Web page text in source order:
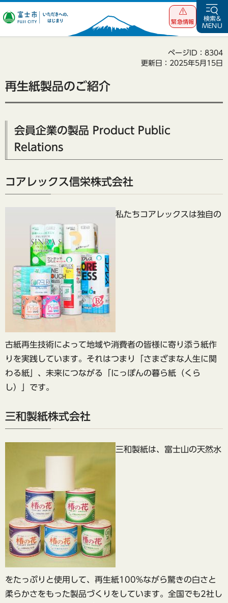
富士市 いただ
緊急情報
検索&
MENU
ページID：8304
更新日：2025年5月15日
再生紙製品のご紹介
会員企業の製品 Product Public
Relations
コアレックス信栄株式会社
私たちコアレックスは独自の
古紙再生技術によって地域や消費者の皆様に寄り添う紙作
りを実践しています。それはつまり「さまざまな人生に関
わる紙」、未来につながる「にっぽんの暮ら紙（くら
し）」です。
三和製紙株式会社
三和製紙は、富士山の天然水
をたっぷりと使用して、再生紙100%ながら驚きの白さと
柔らかさをもった製品づくりをしています。全国でも2社し